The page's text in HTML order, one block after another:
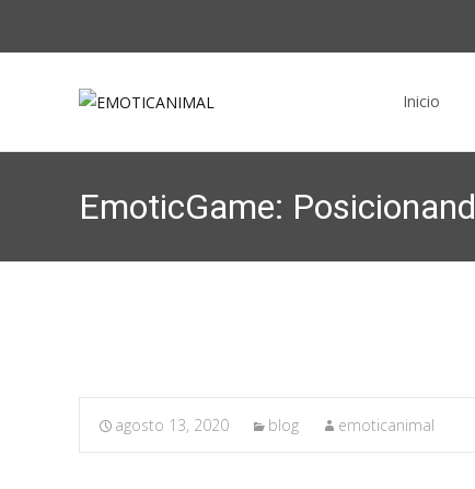
Inicio
EmoticGame:
agosto 13, 2020 blog emoticanimal